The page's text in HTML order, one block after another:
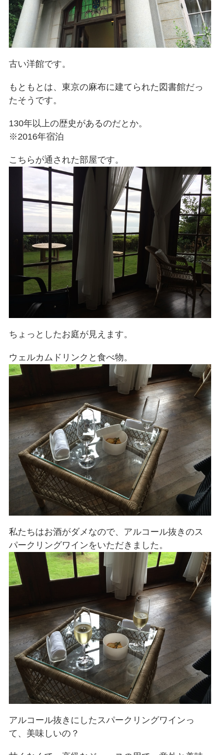
古い洋館です。
もともとは、東京の麻布に建てられた図書館だっ
たそうです。
130年以上の歴史があるのだとか。
※2016年宿泊
こちらが通された部屋です。
ちょっとしたお庭が見えます。
ウェルカムドリンクと食べ物。
私たちはお酒がダメなので、アルコール抜きのス
パークリングワインをいただきました。
アルコール抜きにしたスパークリングワインっ
て、美味しいの？